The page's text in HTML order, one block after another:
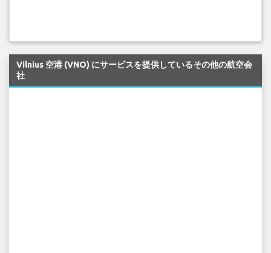
Vilnius 空港 (VNO) にサービスを提供しているその他の航空会
社